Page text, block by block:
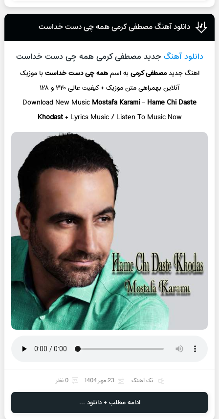
دانلود آهنگ مصطفی کرمی همه چی دست خداست
دانلود آهنگ جدید مصطفی کرمی همه چی دست خداست
اهنگ جدیدمصطفی کرمیبه اسمهمه چی دست خداستبا موزیک
آنلاینبهمراهی متن موزیک + کیفیت عالی ۳۲۰ و ۱۲۸
Download New Music Mostafa Karami– Hame Chi Daste
Khodast+ Lyrics Music / Listen To Music Now
تک آهنگ 23 مهر 1404 0 نظر
ادامه مطلب + دانلود ...